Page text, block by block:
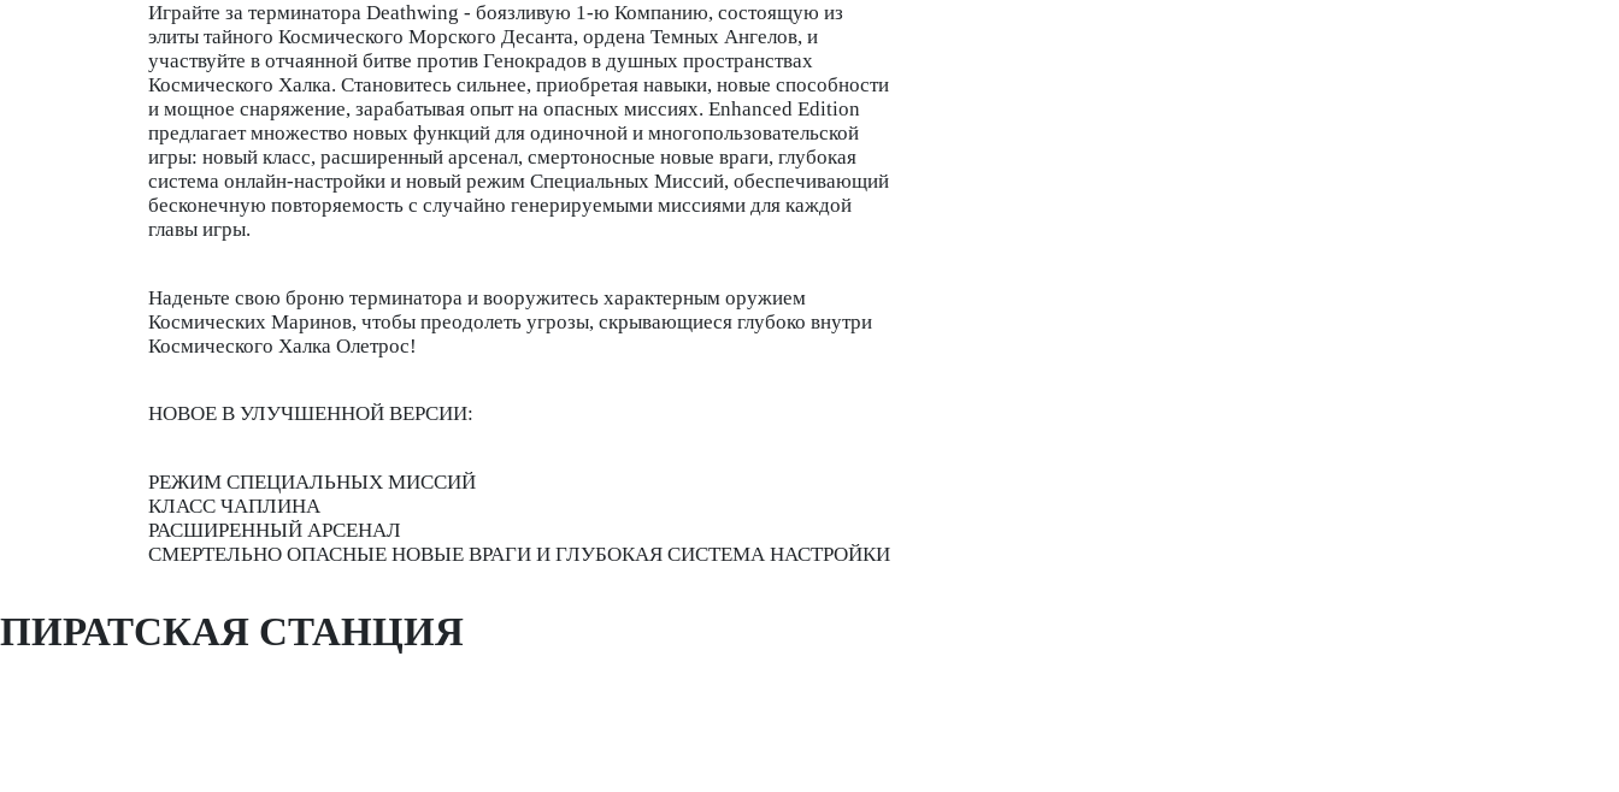
Играйте за терминатора Deathwing - боязливую 1-ю Компанию, состоящую из
элиты тайного Космического Морского Десанта, ордена Темных Ангелов, и
участвуйте в отчаянной битве против Генокрадов в душных пространствах
Космического Халка. Становитесь сильнее, приобретая навыки, новые способности
и мощное снаряжение, зарабатывая опыт на опасных миссиях. Enhanced Edition
предлагает множество новых функций для одиночной и многопользовательской
игры: новый класс, расширенный арсенал, смертоносные новые враги, глубокая
система онлайн-настройки и новый режим Специальных Миссий, обеспечивающий
бесконечную повторяемость с случайно генерируемыми миссиями для каждой
главы игры.
Наденьте свою броню терминатора и вооружитесь характерным оружием
Космических Маринов, чтобы преодолеть угрозы, скрывающиеся глубоко внутри
Космического Халка Олетрос!
НОВОЕ В УЛУЧШЕННОЙ ВЕРСИИ:
РЕЖИМ СПЕЦИАЛЬНЫХ МИССИЙ
КЛАСС ЧАПЛИНА
РАСШИРЕННЫЙ АРСЕНАЛ
СМЕРТЕЛЬНО ОПАСНЫЕ НОВЫЕ ВРАГИ И ГЛУБОКАЯ СИСТЕМА НАСТРОЙКИ
ПИРАТСКАЯ СТАНЦИЯ